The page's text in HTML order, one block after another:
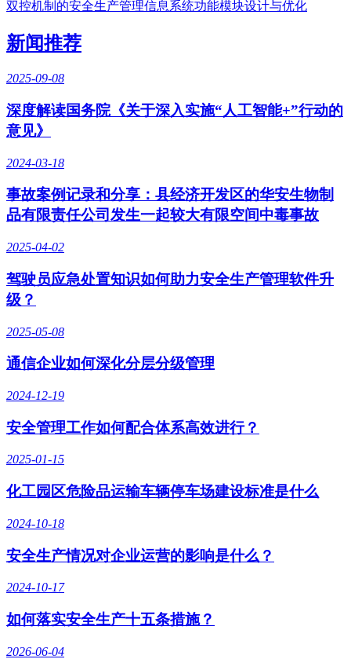
双控机制的安全生产管理信息系统功能模块设计与优化
新闻推荐
2025-09-08
深度解读国务院《关于深入实施“人工智能+”行动的
意见》
2024-03-18
事故案例记录和分享：县经济开发区的华安生物制
品有限责任公司发生一起较大有限空间中毒事故
2025-04-02
驾驶员应急处置知识如何助力安全生产管理软件升
级？
2025-05-08
通信企业如何深化分层分级管理
2024-12-19
安全管理工作如何配合体系高效进行？
2025-01-15
化工园区危险品运输车辆停车场建设标准是什么
2024-10-18
安全生产情况对企业运营的影响是什么？
2024-10-17
如何落实安全生产十五条措施？
2026-06-04